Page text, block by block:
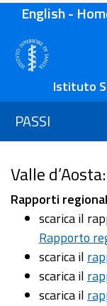
English -
Istituto
PASSI
Valle
Rapporti
scarica il
Rapporto
scarica il
scarica il
scarica il